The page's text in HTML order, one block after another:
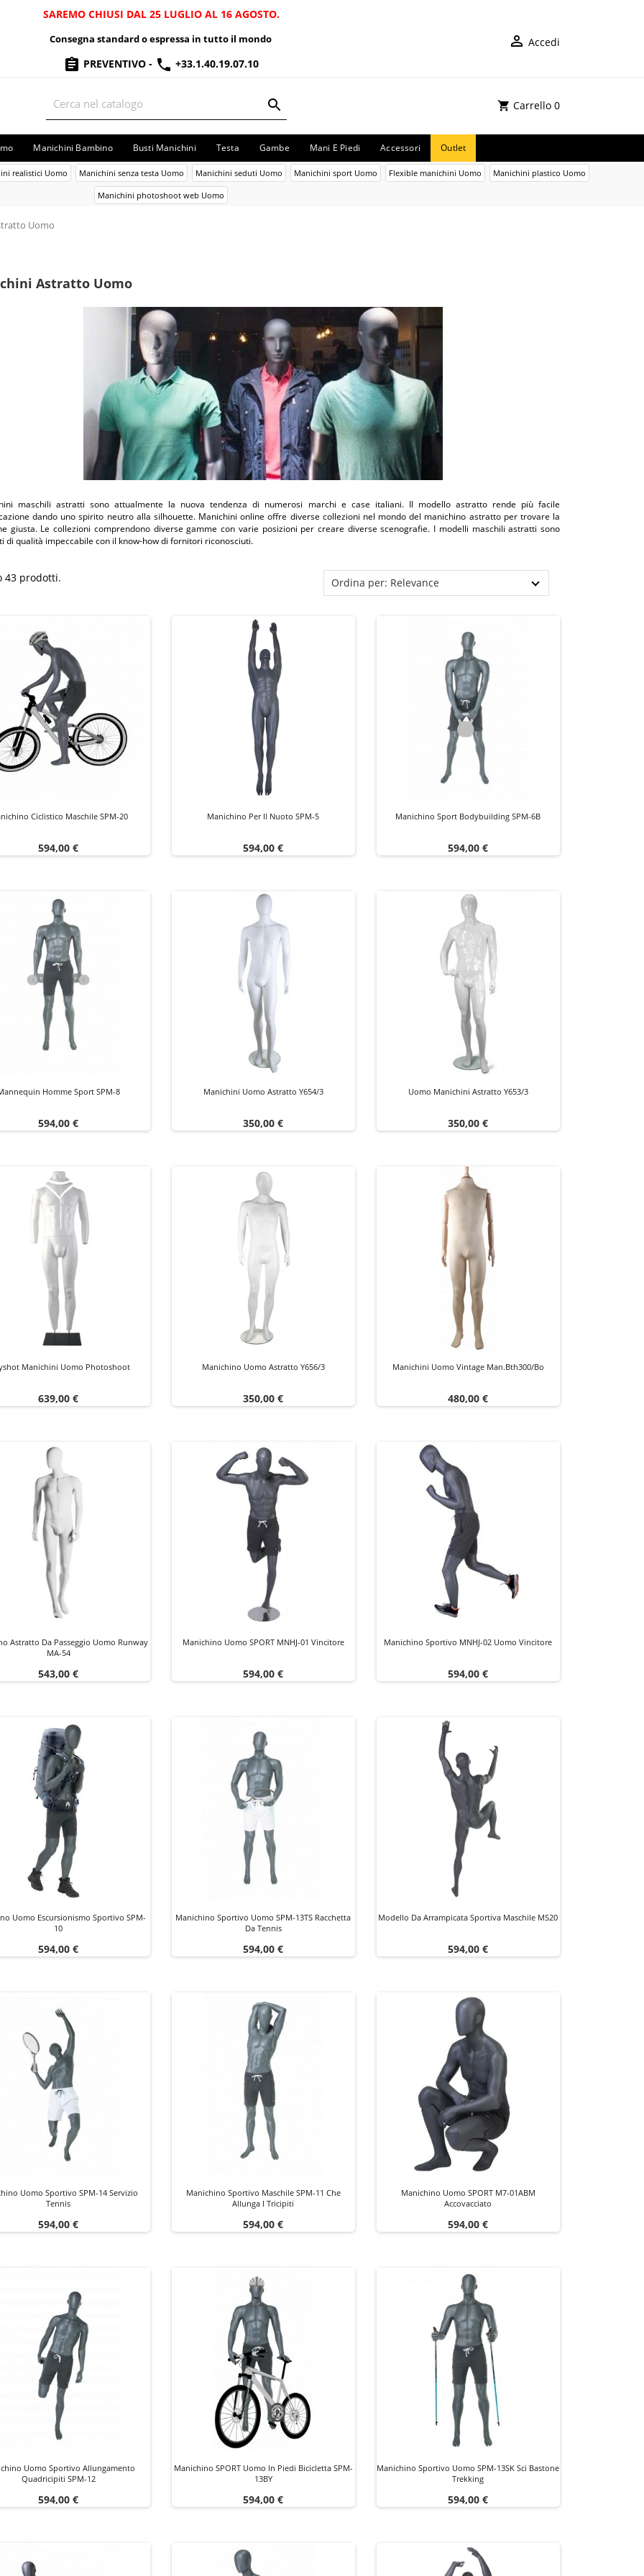
SAREMO CHIUSI DAL 25 LUGLIO AL 16 AGOSTO.
Consegna standard o espressa in tutto il mondo
PREVENTIVO - +33.1.40.19.07.10
Accedi
Carrello 0
Manichini Bambino Busti Manichini Testa Gambe Mani E Piedi Accessori Outlet
realistici Uomo Manichini senza testa Uomo Manichini seduti Uomo Manichini sport Uomo Flexible manichini Uomo Manichini plastico Uomo
Manichini photoshoot web Uomo
Uomo
Astratto Uomo
maschili astratti sono attualmente la nuova tendenza di numerosi marchi e case italiani. Il modello astratto rende più facile
dando uno spirito neutro alla silhouette. Manichini online offre diverse collezioni nel mondo del manichino astratto per trovare la
giusta. Le collezioni comprendono diverse gamme con varie posizioni per creare diverse scenografie. I modelli maschili astratti sono
di qualità impeccabile con il know-how di fornitori riconosciuti.
43 prodotti. Ordina per: Relevance
Ciclistico Maschile SPM-20
Prezzo
594,00 €
Manichino Per Il Nuoto SPM-5
Prezzo
594,00 €
Manichino Sport Bodybuilding SPM-6B
Prezzo
594,00 €
Homme Sport SPM-8
Prezzo
594,00 €
Manichini Uomo Astratto Y654/3
Prezzo
350,00 €
Uomo Manichini Astratto Y653/3
Prezzo
350,00 €
Manichini Uomo Photoshoot
Prezzo
639,00 €
Manichino Uomo Astratto Y656/3
Prezzo
350,00 €
Manichini Uomo Vintage Man.bth300/bo
Prezzo
480,00 €
Astratto Da Passeggio Uomo Runway
MA-54
Prezzo
543,00 €
Manichino Uomo SPORT MNHJ-01 Vincitore
Prezzo
594,00 €
Manichino Sportivo MNHJ-02 Uomo Vincitore
Prezzo
594,00 €
Uomo Escursionismo Sportivo SPM-
10
Prezzo
594,00 €
Manichino Sportivo Uomo SPM-13TS Racchetta
Da Tennis
Prezzo
594,00 €
Modello Da Arrampicata Sportiva Maschile MS20
Prezzo
594,00 €
Uomo Sportivo SPM-14 Servizio
Tennis
Prezzo
594,00 €
Manichino Sportivo Maschile SPM-11 Che
Allunga I Tricipiti
Prezzo
594,00 €
Manichino Uomo SPORT M7-01ABM
Accovacciato
Prezzo
594,00 €
Uomo Sportivo Allungamento
Quadricipiti SPM-12
Prezzo
594,00 €
Manichino SPORT Uomo In Piedi Bicicletta SPM-
13BY
Prezzo
594,00 €
Manichino Sportivo Uomo SPM-13SK Sci Bastone
Trekking
Prezzo
594,00 €